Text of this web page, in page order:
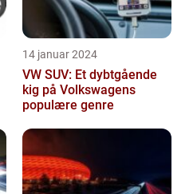
14 januar 2024
VW SUV: Et dybtgående
kig på Volkswagens
populære genre